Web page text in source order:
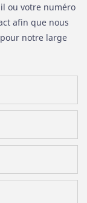
ou votre numéro
afin que nous
notre large